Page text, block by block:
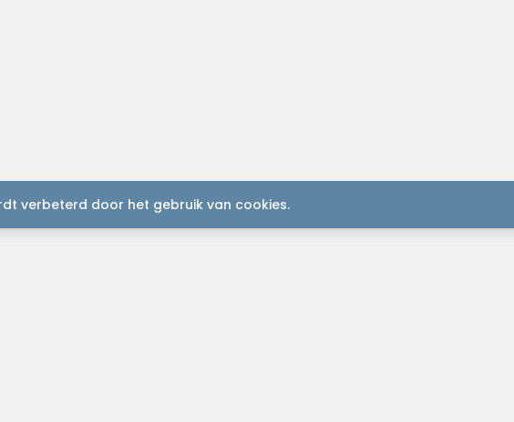
verbeterd door het gebruik van cookies.